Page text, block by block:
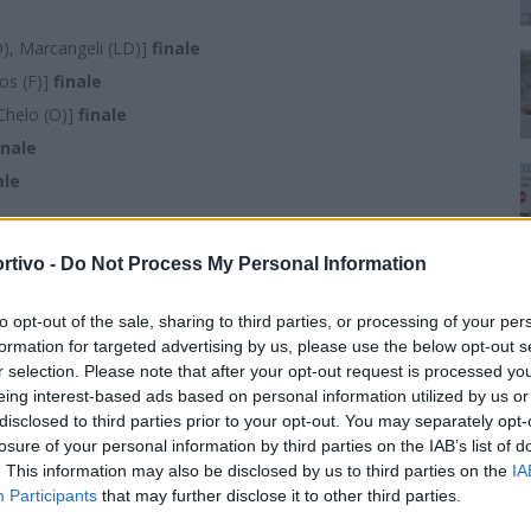
- Do Not Process My Personal Information
opt-out of the sale, sharing to third parties, or processing of your
for targeted advertising by us, please use the below opt-out
selection. Please note that after your opt-out request is processed
interest-based ads based on personal information utilized by us
to third parties prior to your opt-out. You may separately
of your personal information by third parties on the IAB’s list of
This information may also be disclosed by us to third parties on the
Participants that may further disclose it to other third parties.
Marcangeli (LD)] finale
(F)] finale
(O)] finale
(T), Sanna (T), Ruzzittu (ST)
(B), D'Aleo (B)]
(V), Alfarano (V), Muscas (V), Barbuio (C), Palermo (V), Echarri